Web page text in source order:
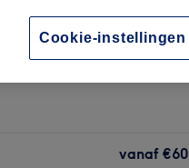
92 reviews
vanaf €60
Cookie-instellingen